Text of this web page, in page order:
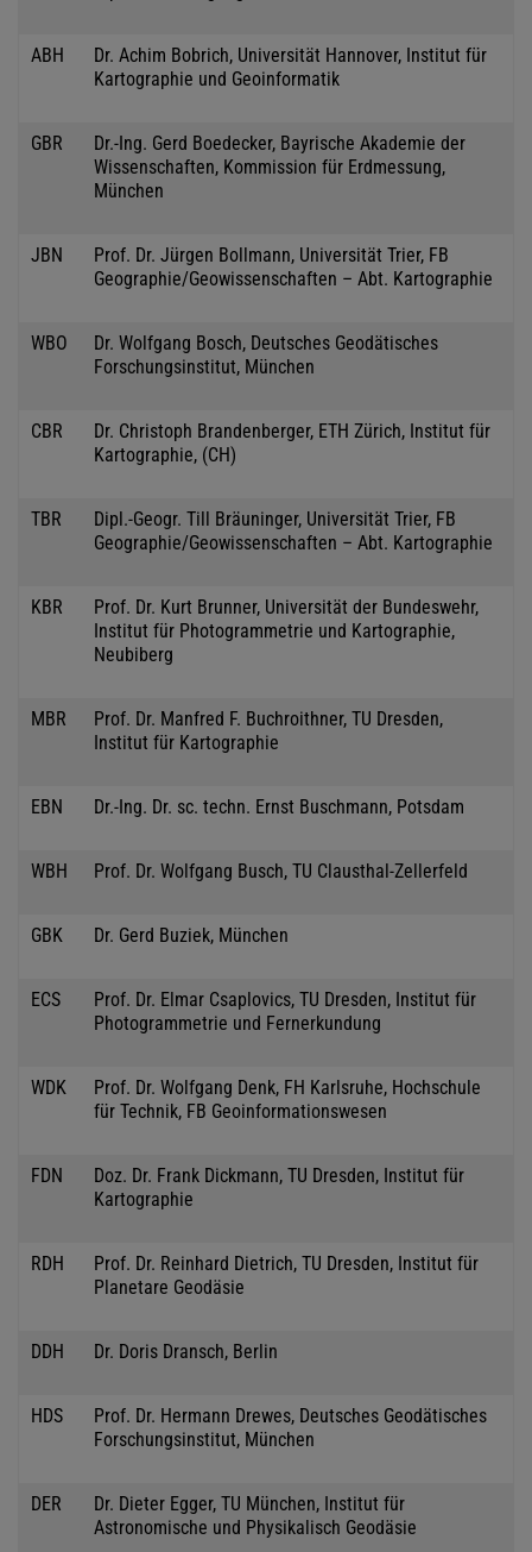
ABH
Dr. Achim Bobrich, Universität Hannover, Institut für
Kartographie und Geoinformatik
GBR
Dr.-Ing. Gerd Boedecker, Bayrische Akademie der
Wissenschaften, Kommission für Erdmessung,
München
JBN
Prof. Dr. Jürgen Bollmann, Universität Trier, FB
Geographie/Geowissenschaften – Abt. Kartographie
WBO
Dr. Wolfgang Bosch, Deutsches Geodätisches
Forschungsinstitut, München
CBR
Dr. Christoph Brandenberger, ETH Zürich, Institut für
Kartographie, (CH)
TBR
Dipl.-Geogr. Till Bräuninger, Universität Trier, FB
Geographie/Geowissenschaften – Abt. Kartographie
KBR
Prof. Dr. Kurt Brunner, Universität der Bundeswehr,
Institut für Photogrammetrie und Kartographie,
Neubiberg
MBR
Prof. Dr. Manfred F. Buchroithner, TU Dresden,
Institut für Kartographie
EBN Dr.-Ing. Dr. sc. techn. Ernst Buschmann, Potsdam
WBH Prof. Dr. Wolfgang Busch, TU Clausthal-Zellerfeld
GBK Dr. Gerd Buziek, München
ECS
Prof. Dr. Elmar Csaplovics, TU Dresden, Institut für
Photogrammetrie und Fernerkundung
WDK
Prof. Dr. Wolfgang Denk, FH Karlsruhe, Hochschule
für Technik, FB Geoinformationswesen
FDN
Doz. Dr. Frank Dickmann, TU Dresden, Institut für
Kartographie
RDH
Prof. Dr. Reinhard Dietrich, TU Dresden, Institut für
Planetare Geodäsie
DDH Dr. Doris Dransch, Berlin
HDS
Prof. Dr. Hermann Drewes, Deutsches Geodätisches
Forschungsinstitut, München
DER
Dr. Dieter Egger, TU München, Institut für
Astronomische und Physikalisch Geodäsie